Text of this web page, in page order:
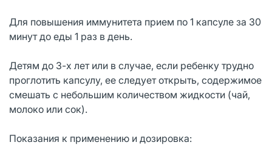
Для повышения иммунитета прием по 1 капсуле за 30
минут до еды 1 раз в день.
Детям до 3-х лет или в случае, если ребенку трудно
проглотить капсулу, ее следует открыть, содержимое
смешать с небольшим количеством жидкости (чай,
молоко или сок).
Показания к применению и дозировка: